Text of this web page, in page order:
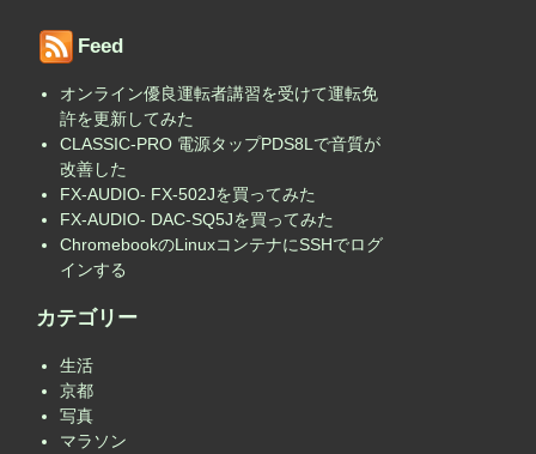
Feed
オンライン優良運転者講習を受けて運転免
許を更新してみた
CLASSIC-PRO 電源タップPDS8Lで音質が
改善した
FX-AUDIO- FX-502Jを買ってみた
FX-AUDIO- DAC-SQ5Jを買ってみた
ChromebookのLinuxコンテナにSSHでログ
インする
カテゴリー
生活
京都
写真
マラソン